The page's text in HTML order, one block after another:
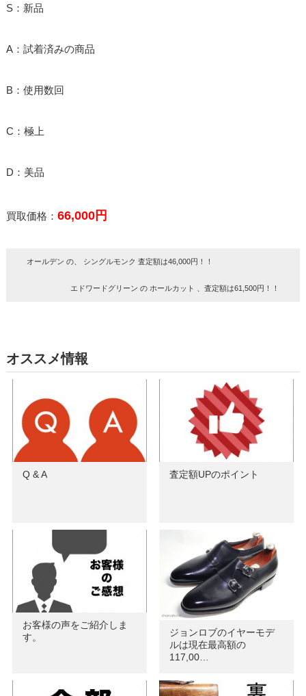
S：新品
A：試着済みの商品
B：使用数回
C：極上
D：美品
買取価格： 66,000円
オールデン の、 シングルモンク 査定額は46,000円！！
エドワードグリーン の ホールカット 、査定額は61,500円！！
オススメ情報
Q & A 査定額UPのポイント
お客様の声をご紹介しま
す。
ジョンロブのイヤーモデ
ルは現在最高額の
117,00…